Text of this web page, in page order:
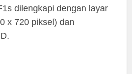
dilengkapi dengan layar
x 720 piksel) dan